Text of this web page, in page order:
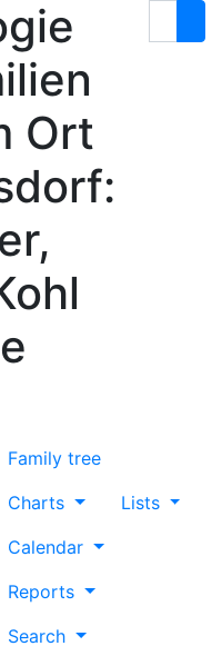
Ort
Family tree
Charts
Lists
Calendar
Reports
Search